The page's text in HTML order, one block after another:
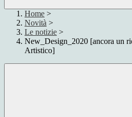
Home >
Novità >
Le notizie >
New_Design_2020 [ancora un
Artistico]